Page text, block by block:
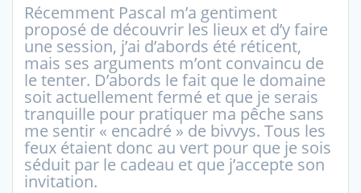
Récemment Pascal m’a gentiment
proposé de découvrir les lieux et d’y faire
une session, j’ai d’abords été réticent,
mais ses arguments m’ont convaincu de
le tenter. D’abords le fait que le domaine
soit actuellement fermé et que je serais
tranquille pour pratiquer ma pêche sans
me sentir « encadré » de bivvys. Tous les
feux étaient donc au vert pour que je sois
séduit par le cadeau et que j’accepte son
invitation.